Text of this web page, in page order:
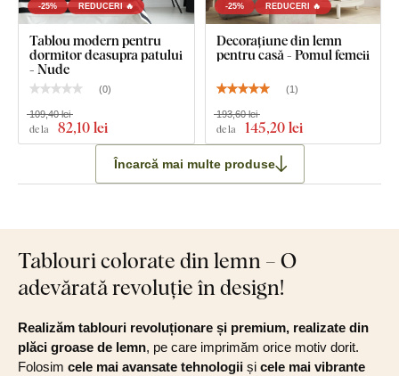
-25% REDUCERI 🔥
Tablou modern pentru
dormitor deasupra patului
- Nude
(0)
de la 82,10 lei
109,40 lei
-25% REDUCERI 🔥
Decorațiune din lemn
pentru casă - Pomul femeii
(1)
de la 145,20 lei
193,60 lei
Încarcă mai multe produse
Tablouri colorate din lemn – O
adevărată revoluție în design!
Realizăm tablouri revoluționare și premium, realizate din
plăci groase de lemn, pe care imprimăm orice motiv dorit.
Folosim cele mai avansate tehnologii și cele mai vibrante